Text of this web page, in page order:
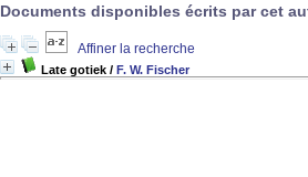
Documents disponibles écrits par cet
Affiner la recherche
Late gotiek / F. W. Fischer